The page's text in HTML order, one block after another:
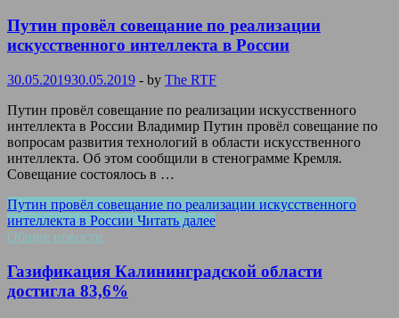
Путин провёл совещание по реализации
искусственного интеллекта в России
30.05.201930.05.2019 - by The RTF
Путин провёл совещание по реализации искусственного
интеллекта в России Владимир Путин провёл совещание по
вопросам развития технологий в области искусственного
интеллекта. Об этом сообщили в стенограмме Кремля.
Совещание состоялось в …
Путин провёл совещание по реализации искусственного
интеллекта в России Читать далее
Общие новости
Газификация Калининградской области
достигла 83,6%